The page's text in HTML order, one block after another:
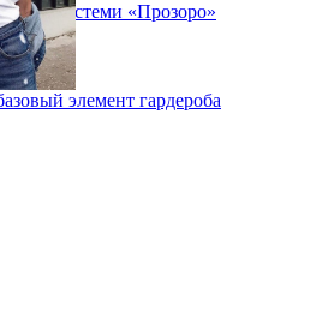
системи «Прозоро»
элемент гардероба